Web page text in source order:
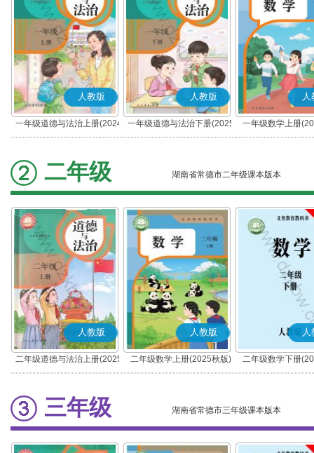
人教版
一年级道德与法治上册(2024
秋版)(部编版)
人教版
一年级道德与法治下册(2025
春版)(部编版)
人
一年级数学上册
二年级 湖南省常德市二年级课本版本
人教版
二年级道德与法治上册(2025
秋版)(部编版)
人教版
二年级数学上册(2025秋版)
人
二年级数学下册
三年级 湖南省常德市三年级课本版本